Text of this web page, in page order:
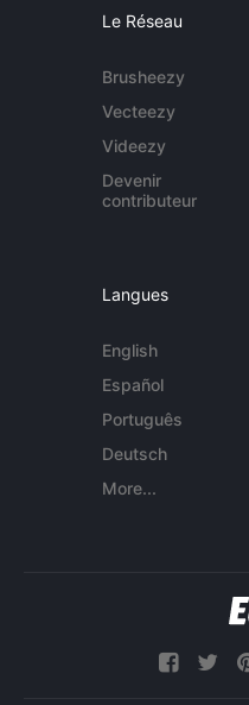
Le Réseau
Brusheezy
Vecteezy
Videezy
Devenir
contributeur
Langues
English
Español
Português
Deutsch
More...